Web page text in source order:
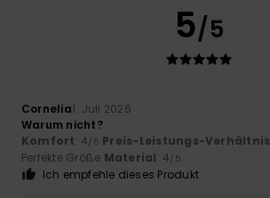
5/5
Cornelia1. Juli 2026
Warum nicht?
Komfort: 4/5 Preis-Leistungs-Verhältnis
Perfekte Größe Material: 4/5
Ich empfehle dieses Produkt